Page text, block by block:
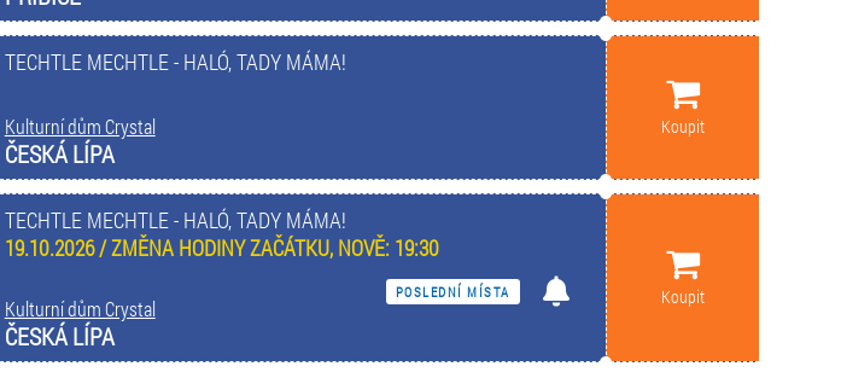
TECHTLE MECHTLE - HALÓ, TADY MÁMA!
Kulturní dům Crystal
ČESKÁ LÍPA
Koupit
TECHTLE MECHTLE - HALÓ, TADY MÁMA!
19.10.2026 / ZMĚNA HODINY ZAČÁTKU, NOVĚ: 19:30
POSLEDNÍ MÍSTA
Kulturní dům Crystal
ČESKÁ LÍPA
Koupit